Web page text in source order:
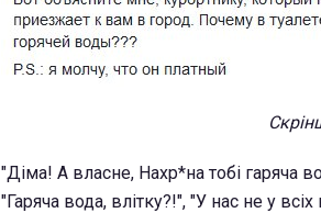
"Діма! А власне, Нахр*на тобі гаряча
"Гаряча вода, влітку?!", "У нас не у